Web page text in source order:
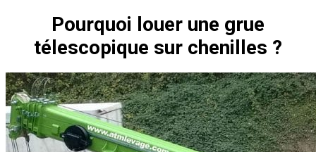
Pourquoi louer une grue
télescopique sur chenilles ?